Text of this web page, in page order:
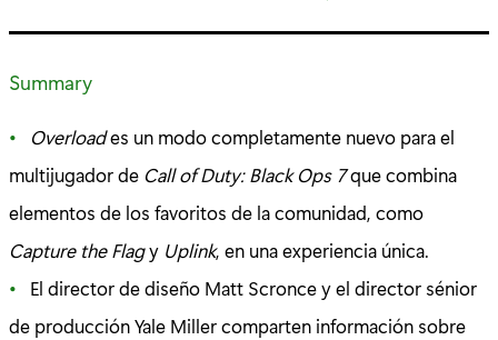
:
Summary
Overloades un modo completamente nuevo para el
multijugador de Call of Duty: Black Ops 7que combina
elementos de los favoritos de la comunidad, como
Capture the Flagy Uplink, en una experiencia única.
El director de diseño Matt Scronce y el director sénior
de producción Yale Miller comparten información sobre